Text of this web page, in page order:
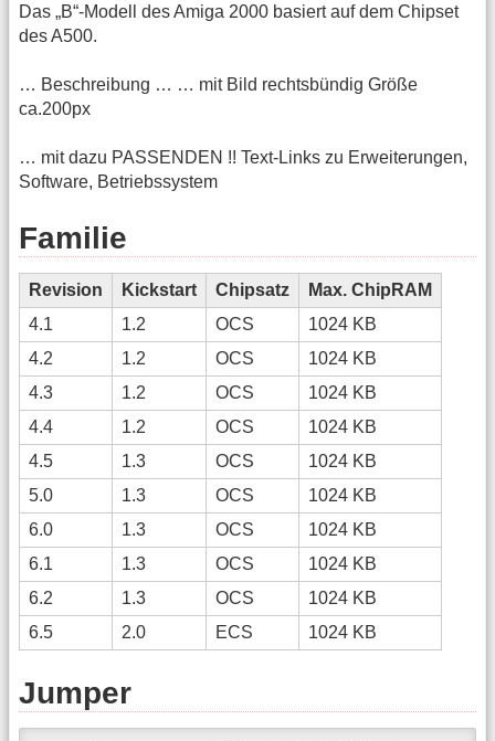
Das „B“-Modell des Amiga 2000 basiert auf dem Chipset
des A500.
… Beschreibung … … mit Bild rechtsbündig Größe
ca.200px
… mit dazu PASSENDEN !! Text-Links zu Erweiterungen,
Software, Betriebssystem
Familie
Revision Kickstart Chipsatz
Max. ChipRAM
4.1
1.2 OCS
1024 KB
4.2
1.2 OCS
1024 KB
4.3
1.2 OCS
1024 KB
4.4
1.2 OCS
1024 KB
4.5
1.3 OCS
1024 KB
5.0
1.3 OCS
1024 KB
6.0
1.3 OCS
1024 KB
6.1
1.3 OCS
1024 KB
6.2
1.3 OCS
1024 KB
6.5
2.0 ECS 1024 KB
Jumper